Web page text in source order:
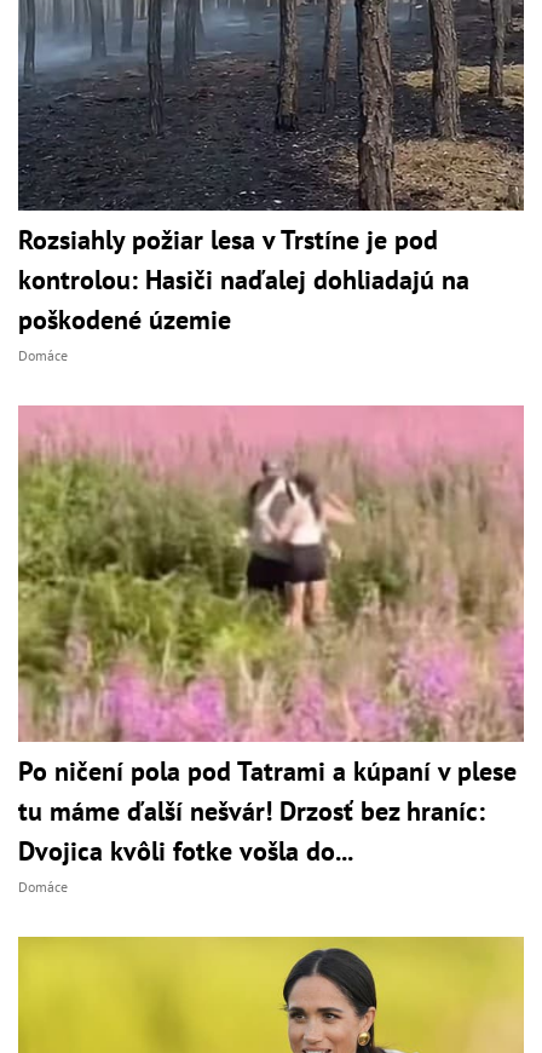
Rozsiahly požiar lesa v Trstíne je pod
kontrolou: Hasiči naďalej dohliadajú na
poškodené územie
Domáce
Po ničení pola pod Tatrami a kúpaní v plese
tu máme ďalší nešvár! Drzosť bez hraníc:
Dvojica kvôli fotke vošla do...
Domáce